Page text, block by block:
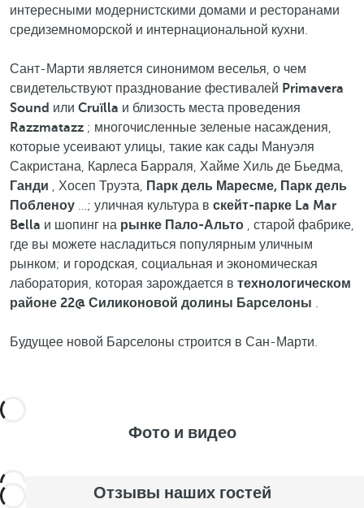
интересными модернистскими домами и ресторанами
средиземноморской и интернациональной кухни.
Сант-Марти является синонимом веселья, о чем
свидетельствуют празднование фестивалей Primavera
Sound или Cruïlla и близость места проведения
Razzmatazz ; многочисленные зеленые насаждения,
которые усеивают улицы, такие как сады Мануэля
Сакристана, Карлеса Барраля, Хайме Хиль де Бьедма,
Ганди , Хосеп Труэта, Парк дель Маресме, Парк дель
Побленоу …; уличная культура в скейт-парке La Mar
Bella и шопинг на рынке Пало-Альто , старой фабрике,
где вы можете насладиться популярным уличным
рынком; и городская, социальная и экономическая
лаборатория, которая зарождается в технологическом
районе 22@ Силиконовой долины Барселоны .
Будущее новой Барселоны строится в Сан-Марти.
Фото и видео
Отзывы наших гостей